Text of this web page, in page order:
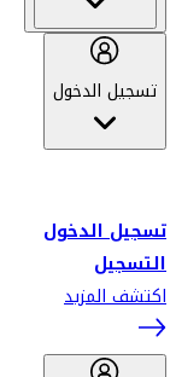
تسجيل الدخول
تسجيل الدخول
التسجيل
اكتشف المزيد